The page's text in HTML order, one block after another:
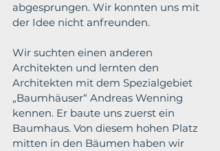
abgesprungen. Wir konnten uns mit
der Idee nicht anfreunden.
Wir suchten einen anderen
Architekten und lernten den
Architekten mit dem Spezialgebiet
„Baumhäuser“ Andreas Wenning
kennen. Er baute uns zuerst ein
Baumhaus. Von diesem hohen Platz
mitten in den Bäumen haben wir